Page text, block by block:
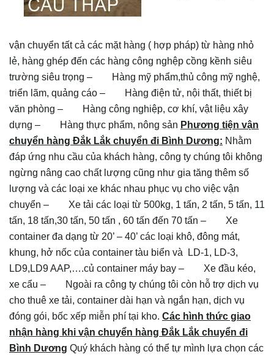
vận chuyển tất cả các mặt hàng ( hợp pháp) từ hàng nhỏ
lẻ, hàng ghép đến các hàng công nghệp cồng kềnh siêu
trường siêu trọng – Hàng mỹ phẩm,thủ công mỹ nghệ,
triển lãm, quảng cáo – Hàng điện tử, nội thất, thiết bị
văn phòng – Hàng công nghiệp, cơ khí, vật liệu xây
dựng – Hàng thực phẩm, nông sản Phương tiện vận
chuyển hàng Đắk Lắk chuyển đi Bình Dương: Nhằm
đáp ứng nhu cầu của khách hàng, công ty chúng tôi không
ngừng nâng cao chất lượng cũng như gia tăng thêm số
lượng và các loại xe khác nhau phục vụ cho việc vận
chuyển – Xe tải các loại từ 500kg, 1 tấn, 2 tấn, 5 tấn, 11
tấn, 18 tấn,30 tấn, 50 tấn , 60 tấn đến 70 tấn – Xe
container đa dạng từ 20’ – 40’ các loại khô, đông mát,
khung, hở nốc của container tàu biển và LD-1, LD-3,
LD9,LD9 AAP,….củ container máy bay – Xe đầu kéo,
xe cẩu – Ngoài ra công ty chúng tôi còn hỗ trợ dịch vụ
cho thuê xe tải, container dài hạn và ngắn hạn, dịch vụ
đóng gói, bốc xếp miễn phí tại kho. Các hình thức giao
nhận hàng khi vận chuyển hàng Đắk Lắk chuyển đi
Bình Dương Quý khách hàng có thể tự mình lựa chọn các